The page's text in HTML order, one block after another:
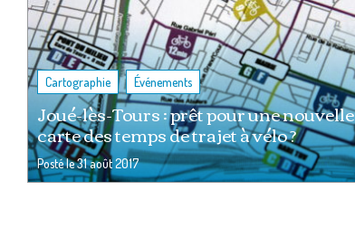
Cartographie , Événements
Joué-lès-Tours : prêt pour une nouvelle
carte des temps de trajet à vélo ?
Posté le31 août 2017